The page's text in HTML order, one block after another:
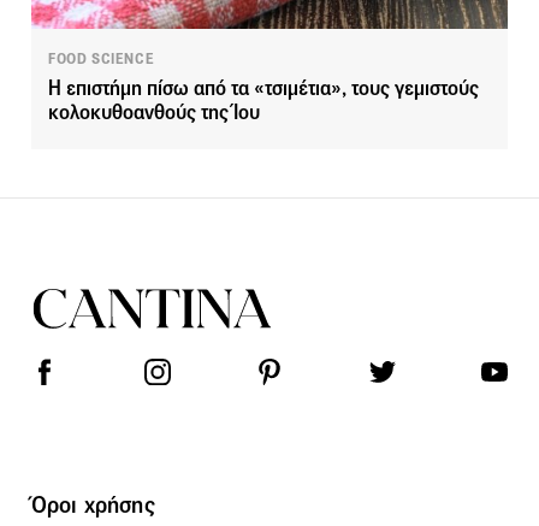
FOOD SCIENCE
Η επιστήμη πίσω από τα «τσιμέτια», τους γεμιστούς
κολοκυθοανθούς της Ίου
Όροι χρήσης